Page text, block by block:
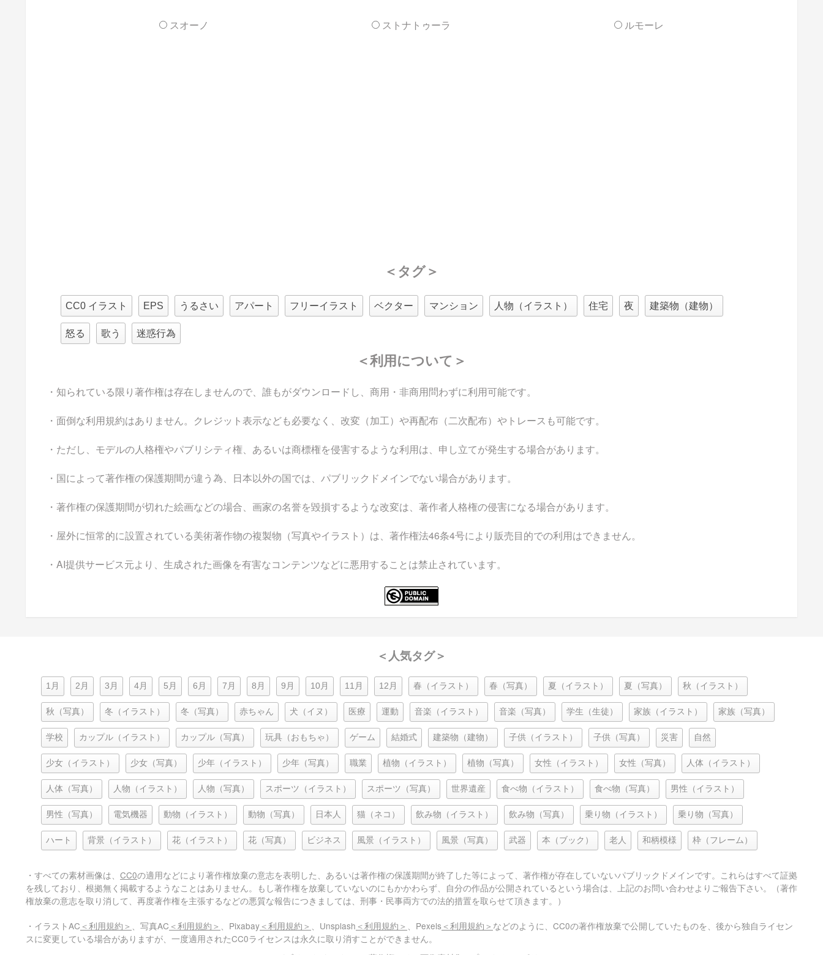
スオーノ ストナトゥーラ ルモーレ
＜タグ＞
CC0 イラスト EPS うるさい アパート フリーイラスト ベクター マンション 人物（イラスト） 住宅 夜 建築物（建物）
怒る 歌う 迷惑行為
＜利用について＞
・知られている限り著作権は存在しませんので、誰もがダウンロードし、商用・非商用問わずに利用可能です。
・面倒な利用規約はありません。クレジット表示なども必要なく、改変（加工）や再配布（二次配布）やトレースも可能です。
・ただし、モデルの人格権やパブリシティ権、あるいは商標権を侵害するような利用は、申し立てが発生する場合があります。
・国によって著作権の保護期間が違う為、日本以外の国では、パブリックドメインでない場合があります。
・著作権の保護期間が切れた絵画などの場合、画家の名誉を毀損するような改変は、著作者人格権の侵害になる場合があります。
・屋外に恒常的に設置されている美術著作物の複製物（写真やイラスト）は、著作権法46条4号により販売目的での利用はできません。
・AI提供サービス元より、生成された画像を有害なコンテンツなどに悪用することは禁止されています。
＜人気タグ＞
1月 2月 3月 4月 5月 6月 7月 8月 9月 10月 11月 12月 春（イラスト） 春（写真） 夏（イラスト） 夏（写真） 秋（イラスト）
秋（写真） 冬（イラスト） 冬（写真） 赤ちゃん 犬（イヌ） 医療 運動 音楽（イラスト） 音楽（写真） 学生（生徒） 家族（イラスト） 家族（写真）
学校 カップル（イラスト） カップル（写真） 玩具（おもちゃ） ゲーム 結婚式 建築物（建物） 子供（イラスト） 子供（写真） 災害 自然
少女（イラスト） 少女（写真） 少年（イラスト） 少年（写真） 職業 植物（イラスト） 植物（写真） 女性（イラスト） 女性（写真） 人体（イラスト）
人体（写真） 人物（イラスト） 人物（写真） スポーツ（イラスト） スポーツ（写真） 世界遺産 食べ物（イラスト） 食べ物（写真） 男性（イラスト）
男性（写真） 電気機器 動物（イラスト） 動物（写真） 日本人 猫（ネコ） 飲み物（イラスト） 飲み物（写真） 乗り物（イラスト） 乗り物（写真）
ハート 背景（イラスト） 花（イラスト） 花（写真） ビジネス 風景（イラスト） 風景（写真） 武器 本（ブック） 老人 和柄模様 枠（フレーム）
・すべての素材画像は、 CC0の適用などにより著作権放棄の意志を表明した、あるいは著作権の保護期間が終了した等によって、著作権が存在していないパブリックドメインです。これらはすべて証拠
を残しており、根拠無く掲載するようなことはありません。もし著作権を放棄していないのにもかかわらず、自分の作品が公開されているという場合は、上記のお問い合わせよりご報告下さい。（著作
権放棄の意志を取り消して、再度著作権を主張するなどの悪質な報告につきましては、刑事・民事両方での法的措置を取らせて頂きます。）
・イラストAC ＜利用規約＞ 、写真AC ＜利用規約＞ 、Pixabay ＜利用規約＞ 、Unsplash ＜利用規約＞ 、Pexels ＜利用規約＞ などのように、CC0の著作権放棄で公開していたものを、後から独自ライセン
スに変更している場合がありますが、一度適用されたCC0ライセンスは永久に取り消すことができません。